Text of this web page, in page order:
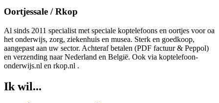
Oortjessale / Rkop
Al sinds 2011 specialist met speciale koptelefoons en oortjes voor oa
het onderwijs, zorg, ziekenhuis en musea. Sterk en goedkoop,
aangepast aan uw sector. Achteraf betalen (PDF factuur & Peppol)
en verzending naar Nederland en België. Ook via koptelefoon-
onderwijs.nl en rkop.nl .
Ik wil...